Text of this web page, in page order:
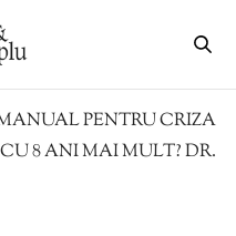
PENTRU CRIZA
8 ANI MAI MULT? DR.